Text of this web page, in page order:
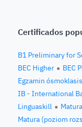
Certificados
B1 Preliminary for
BEC Higher
BEC
Egzamin
IB - International
Linguaskill
Matura (poziom